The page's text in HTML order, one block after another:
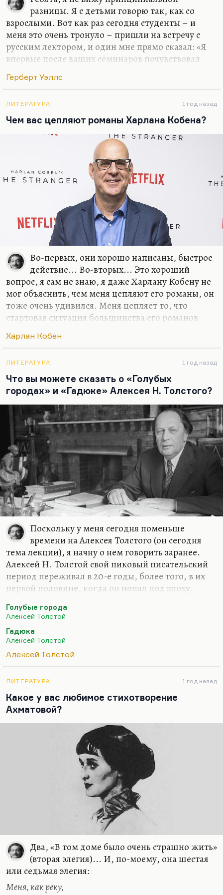
разницы. Я с детьми говорю так, как со
взрослыми. Вот как раз сегодня студенты – и
меня это очень тронуло – пришли на встречу с
русским лектором, и один мне прямо сказал: «Я
впервые после ваших семинаров почувствовал
этого совсем не хотел, но в каком-то смысле,
профессором, а может быть, студент еще и
лучше. Я не льщу молодым, не пытаюсь к ним
подольститься. Слава богу, у нас неплохие
отношения. Я не вижу принципиальной разницы
между взрослыми и детьми. Я со своим сыном
Андреем всегда говорил как со взрослым. Может
быть, иногда слишком жестко. И с Шервудом та
Герберт Уэллс
ЛИТЕРАТУРА 1 год назад
Чем вас цепляют романы Харлана Кобена?
Во-первых, они хорошо написаны, быстрое
действие... Во-вторых... Это хороший
вопрос, я сам не знаю, я даже Харлану Кобену не
мог объяснить, чем меня цепляют его романы, он
тоже очень удивился. Меня цепляет то, что
стартовая ситуация большинства его романов
«Дураков нет») – это или внезапное исчезновение
Ребенок внезапно появляется на стоянке
парковки, а где он был, куда его родители
делись, – не понятно.
Меня вообще цепляют истории с тайнами, но,
если говорить серьезно, одна из самых больших
тайн, это как цветение в разные сроки, такой
приспособлительный механизм растения... Люди
исчезают из поля зрения…
Харлан Кобен
ЛИТЕРАТУРА 1 год назад
Что вы можете сказать о «Голубых
городах» и «Гадюке» Алексея Н. Толстого?
Поскольку у меня сегодня поменьше
времени на Алексея Толстого (он сегодня
тема лекции), я начну о нем говорить заранее.
Алексей Н. Толстой свой пиковый писательский
период переживал в 20-е годы, более того, в их
первой половине, когда он попал под эпоху,
том, что ему соответствовал здравый, простой,
норму среди перверсий Серебряного века, – он,
выражал отнюдь. Чувство, что он возрождал
клюквы» (как называлась у него «Бродячая собака»
в «Егоре Обозове»)… Понимаете, Егор Обозов не
зря был влюблен в роковую женщину
Серебряного века,…
Голубые города
Алексей Толстой
Гадюка
Алексей Толстой
Алексей Толстой
ЛИТЕРАТУРА 1 год назад
Какое у вас любимое стихотворение
Ахматовой?
Два, «В том доме было очень страшно жить»
(вторая элегия)... И, по-моему, она шестая
или седьмая элегия:
Меня, как реку,